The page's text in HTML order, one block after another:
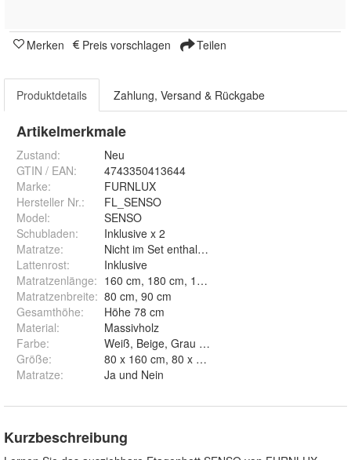
Merken Preis vorschlagen Teilen
Produktdetails Zahlung, Versand & Rückgabe
Artikelmerkmale
Zustand:
Neu
GTIN / EAN:
4743350413644
Marke:
FURNLUX
Hersteller Nr.:
FL_SENSO
Model:
SENSO
Schubladen:
Inklusive x 2
Matratze:
Nicht im Set enthalten
Lattenrost:
Inklusive
Matratzenlänge: 160 cm, 180 cm, 190 cm, 200 cm
Matratzenbreite: 80 cm, 90 cm
Gesamthöhe:
Höhe 78 cm
Material:
Massivholz
Farbe:
Größe:
Matratze: Ja und Nein
Kurzbeschreibung